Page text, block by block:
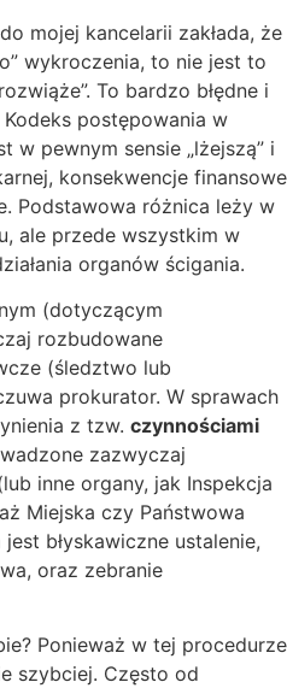
mojej kancelarii zakłada, że
wykroczenia, to nie jest to
To bardzo błędne i
postępowania w
w pewnym sensie „lżejszą” i
konsekwencje finansowe
Podstawowa różnica leży w
ale przede wszystkim w
organów ścigania.
(dotyczącym
rozbudowane
(śledztwo lub
prokurator. W sprawach
z tzw. czynnościami
zazwyczaj
inne organy, jak Inspekcja
Miejska czy Państwowa
błyskawiczne ustalenie,
oraz zebranie
Ponieważ w tej procedurze
szybciej. Często od